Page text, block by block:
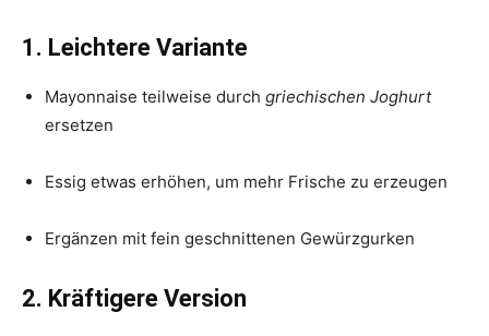
1. Leichtere Variante
Mayonnaise teilweise durch griechischen Joghurt
ersetzen
Essig etwas erhöhen, um mehr Frische zu erzeugen
Ergänzen mit fein geschnittenen Gewürzgurken
2. Kräftigere Version